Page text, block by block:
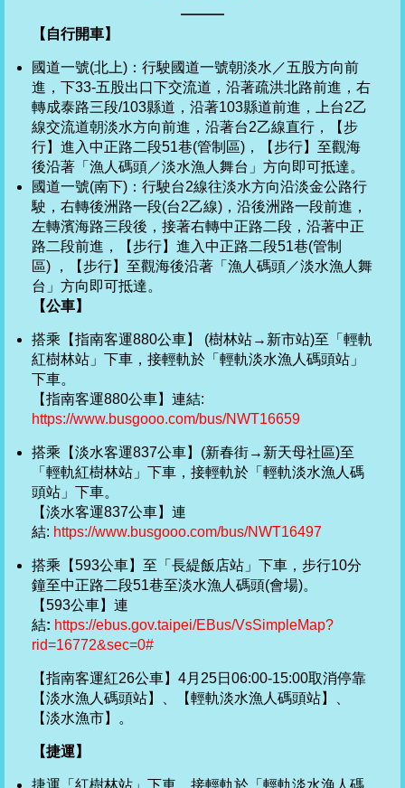
【自行開車】
國道一號(北上)：行駛國道一號朝淡水／五股方向前
進，下33-五股出口下交流道，沿著疏洪北路前進，右
轉成泰路三段/103縣道，沿著103縣道前進，上台2乙
線交流道朝淡水方向前進，沿著台2乙線直行，【步
行】進入中正路二段51巷(管制區)，【步行】至觀海
後沿著「漁人碼頭／淡水漁人舞台」方向即可抵達。
國道一號(南下)：行駛台2線往淡水方向沿淡金公路行
駛，右轉後洲路一段(台2乙線)，沿後洲路一段前進，
左轉濱海路三段後，接著右轉中正路二段，沿著中正
路二段前進，【步行】進入中正路二段51巷(管制
區) ，【步行】至觀海後沿著「漁人碼頭／淡水漁人舞
台」方向即可抵達。
【公車】
搭乘【指南客運880公車】 (樹林站→新市站)至「輕軌
紅樹林站」下車，接輕軌於「輕軌淡水漁人碼頭站」
下車。
【指南客運880公車】連結:
https://www.busgooo.com/bus/NWT16659
搭乘【淡水客運837公車】(新春街→新天母社區)至
「輕軌紅樹林站」下車，接輕軌於「輕軌淡水漁人碼
頭站」下車。
【淡水客運837公車】連
結: https://www.busgooo.com/bus/NWT16497
搭乘【593公車】至「長緹飯店站」下車，步行10分
鐘至中正路二段51巷至淡水漁人碼頭(會場)。
【593公車】連
結: https://ebus.gov.taipei/EBus/VsSimpleMap?
rid=16772&sec=0#
【指南客運紅26公車】4月25日06:00-15:00取消停靠
【淡水漁人碼頭站】、【輕軌淡水漁人碼頭站】、
【淡水漁市】。
【捷運】
捷運「紅樹林站」下車，接輕軌於「輕軌淡水漁人碼